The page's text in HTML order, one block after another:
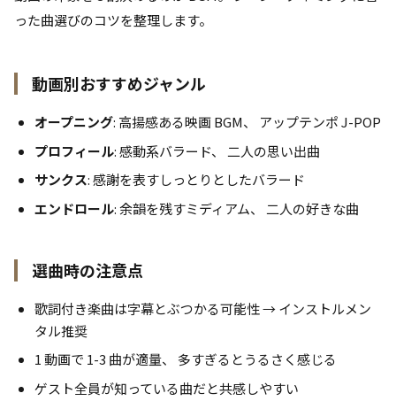
った曲選びのコツを整理します。
動画別おすすめジャンル
オープニング: 高揚感ある映画 BGM、 アップテンポ J-POP
プロフィール: 感動系バラード、 二人の思い出曲
サンクス: 感謝を表すしっとりとしたバラード
エンドロール: 余韻を残すミディアム、 二人の好きな曲
選曲時の注意点
歌詞付き楽曲は字幕とぶつかる可能性 → インストルメン
タル推奨
1 動画で 1-3 曲が適量、 多すぎるとうるさく感じる
ゲスト全員が知っている曲だと共感しやすい